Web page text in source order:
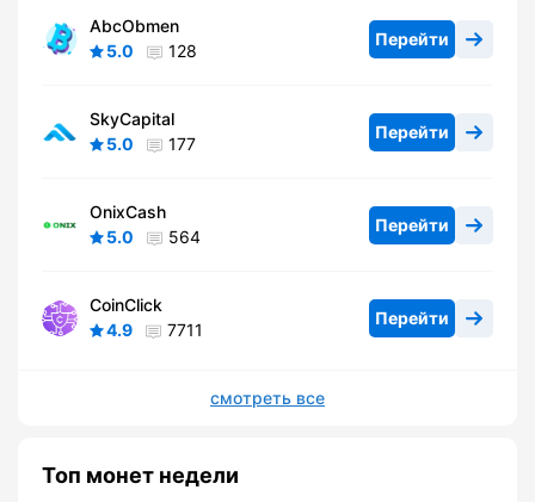
AbcObmen
5.0
128
Перейти
SkyCapital
5.0
177
Перейти
OnixCash
5.0
564
Перейти
CoinClick
4.9
7711
Перейти
смотреть все
Топ монет недели